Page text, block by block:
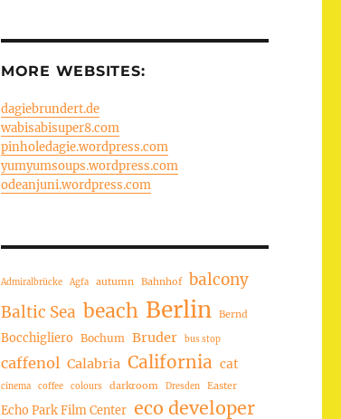
MORE WEBSITES:
dagiebrundert.de
wabisabisuper8.com
pinholedagie.wordpress.com
yumyumsoups.wordpress.com
odeanjuni.wordpress.com
Admiralbrücke Agfa autumn Bahnhof balcony
Baltic Sea beach Berlin Bernd
Bocchigliero Bochum Bruder bus stop
caffenol Calabria California cat
cinema coffee colours darkroom Dresden Easter
Echo Park Film Center eco developer